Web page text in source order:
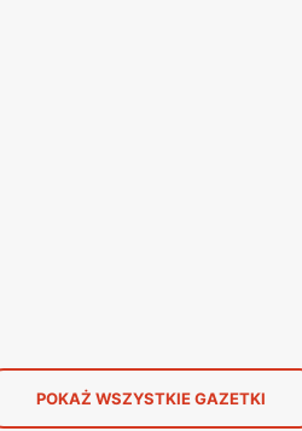
POKAŻ WSZYSTKIE GAZETKI